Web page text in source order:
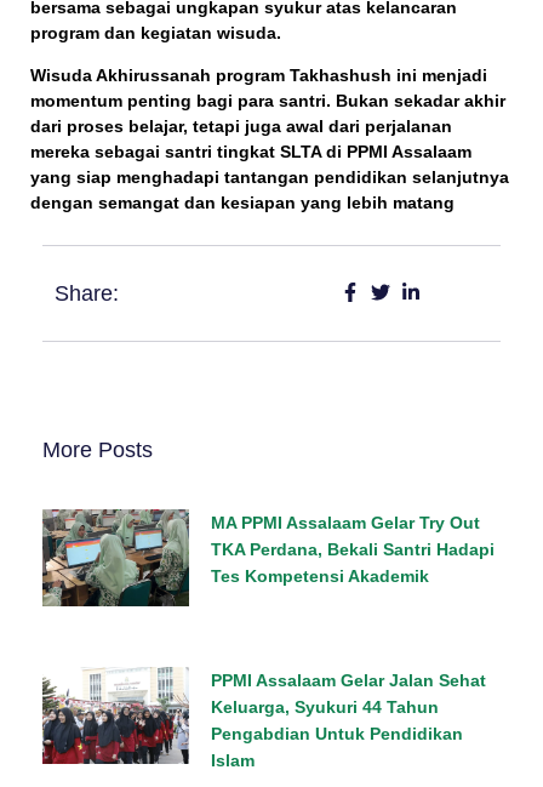
bersama sebagai ungkapan syukur atas kelancaran
program dan kegiatan wisuda.
Wisuda Akhirussanah program Takhashush ini menjadi
momentum penting bagi para santri. Bukan sekadar akhir
dari proses belajar, tetapi juga awal dari perjalanan
mereka sebagai santri tingkat SLTA di PPMI Assalaam
yang siap menghadapi tantangan pendidikan selanjutnya
dengan semangat dan kesiapan yang lebih matang
Share:
More Posts
MA PPMI Assalaam Gelar Try Out
TKA Perdana, Bekali Santri Hadapi
Tes Kompetensi Akademik
PPMI Assalaam Gelar Jalan Sehat
Keluarga, Syukuri 44 Tahun
Pengabdian Untuk Pendidikan
Islam